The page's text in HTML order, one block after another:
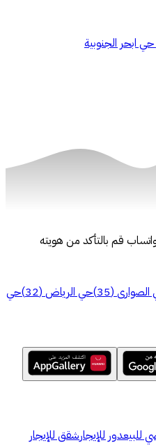
ابحر الجنوبية
قم بالتأكد من هويته
(
35
)حي الرياض(
32
)حي
للبيعدور للإيجارشقق للإيجار